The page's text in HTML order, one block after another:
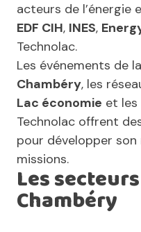
acteurs de l’énergie
EDF CIH, INES,
Technolac.
Les événements de la
Chambéry, les
Lac économie et les
Technolac offrent
pour développer
missions.
Les
Chambéry